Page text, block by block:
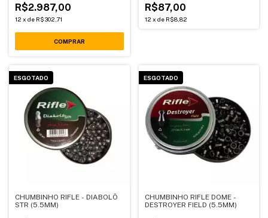
R$2.987,00
12 x de R$302,71
R$87,00
12 x de R$8,82
ESGOTADO
CHUMBINHO RIFLE - DIABOLÔ
STR (5.5MM)
ESGOTADO
CHUMBINHO RIFLE DOME -
DESTROYER FIELD (5.5MM)